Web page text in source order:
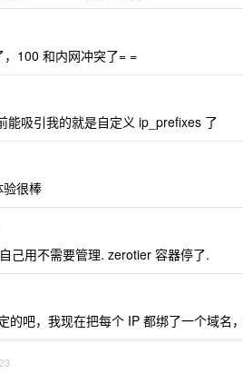
100 和内网冲突了= =
能吸引我的就是自定义 ip_prefixes 了
很棒
己用不需要管理. zerotier 容器停了.
的吧，我现在把每个 IP 都绑了一个域名